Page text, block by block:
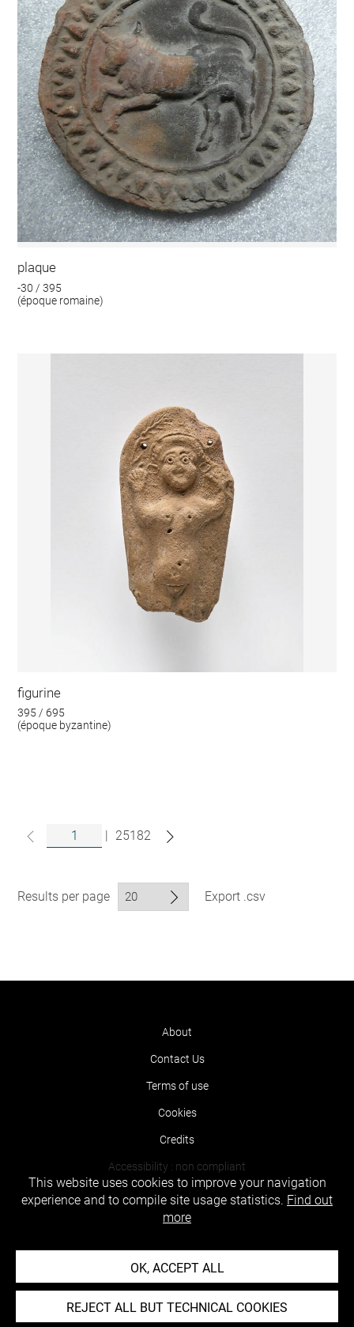
plaque
-30 / 395
(époque romaine)
figurine
395 / 695
(époque byzantine)
| 25182
Results per page Export .csv
About
Contact Us
Terms of use
Cookies
Credits
Accessibility : non compliant
This website uses cookies to improve your navigation
experience and to compile site usage statistics. Find out
more
OK, ACCEPT ALL
REJECT ALL BUT TECHNICAL COOKIES